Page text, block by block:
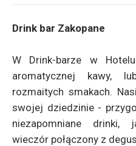
Drink bar Zakopane
W Drink-barze w
aromatycznej kawy,
rozmaitych smakach.
swojej dziedzinie -
niezapomniane drinki,
wieczór połączony z